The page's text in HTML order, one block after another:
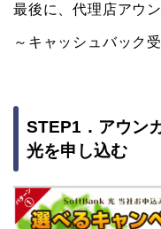
最後に、代理店アウ
～キャッシュバック
STEP1．アウン
光を申し込む